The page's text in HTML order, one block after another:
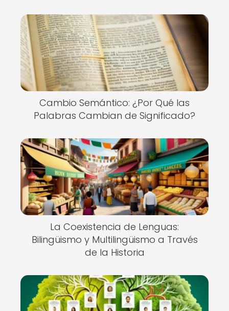
Cambio Semántico: ¿Por Qué las
Palabras Cambian de Significado?
La Coexistencia de Lenguas:
Bilingüismo y Multilingüismo a Través
de la Historia